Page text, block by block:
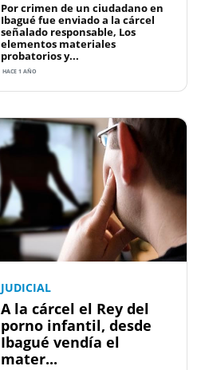
Por crimen de un ciudadano en
Ibagué fue enviado a la cárcel
señalado responsable, Los
elementos materiales
probatorios y...
HACE 1 AÑO
JUDICIAL
A la cárcel el Rey del
porno infantil, desde
Ibagué vendía el
mater...